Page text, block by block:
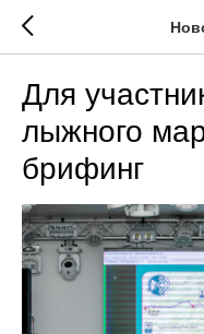
Для
лыжного
брифинг